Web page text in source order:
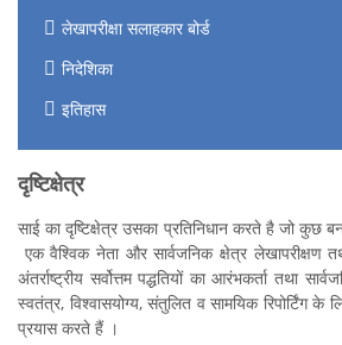
लेखापरीक्षा सलाहकार बोर्ड
निदेशिका
इतिहास
दृष्ट‍िक्षेत्र
साई का दृष्ट‍िक्षेत्र उसका प्रतिनिधान करते है जो कुछ
एक वैश्वि‍क नेता और सार्वजनिक क्षेत्र लेखापरीक्षण
अंतर्राष्ट्रीय सर्वोत्तम पद्धतियों का आरंभकर्ता तथा
स्वतंत्र, विश्वासयोग्य, संतुलित व सामयिक रिपोर्टिंग के
प्रयास करते हैं ।